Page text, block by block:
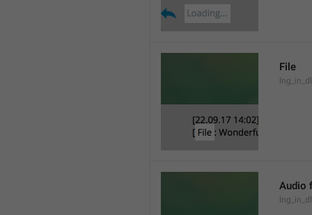
File
Audio